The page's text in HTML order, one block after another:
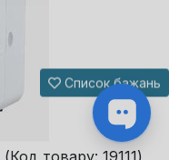
(Код товару: 19111)
Список бажань